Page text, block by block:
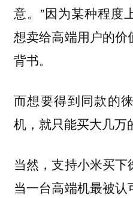
意。”因为某种程度
想卖给高端用户的
背书。
而想要得到同款的
机，就只能买大几万
当然，支持小米买下
当一台高端机最被